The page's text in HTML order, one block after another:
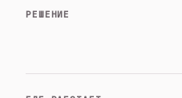
РЕШЕНИЕ